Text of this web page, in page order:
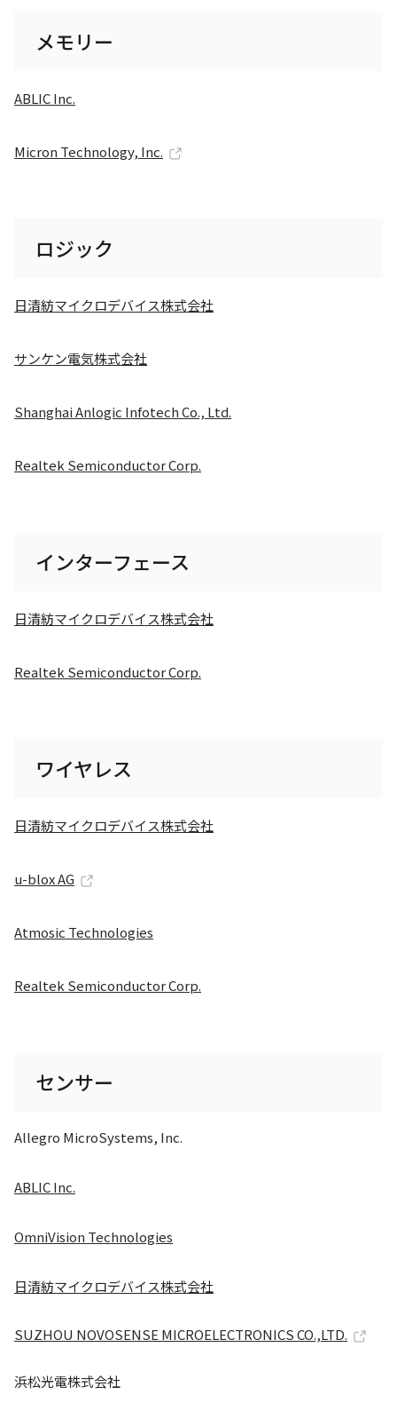
メモリー
ABLIC Inc.
Micron Technology, Inc.
ロジック
日清紡マイクロデバイス株式会社
サンケン電気株式会社
Shanghai Anlogic Infotech Co., Ltd.
Realtek Semiconductor Corp.
インターフェース
日清紡マイクロデバイス株式会社
Realtek Semiconductor Corp.
ワイヤレス
日清紡マイクロデバイス株式会社
u-blox AG
Atmosic Technologies
Realtek Semiconductor Corp.
センサー
Allegro MicroSystems, Inc.
ABLIC Inc.
OmniVision Technologies
日清紡マイクロデバイス株式会社
SUZHOU NOVOSENSE MICROELECTRONICS CO.,LTD.
浜松光電株式会社